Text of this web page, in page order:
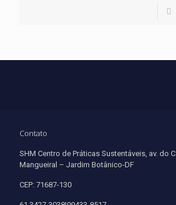
Contato
SHM Centro de Práticas Sustentáveis, av. do
Mangueiral – Jardim Botânico-DF
CEP: 71687-130